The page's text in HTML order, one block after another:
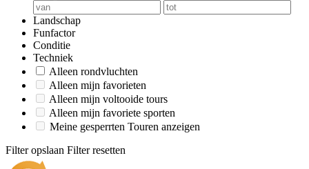
Landschap
Funfactor
Conditie
Techniek
Alleen rondvluchten
Alleen mijn favorieten
Alleen mijn voltooide tours
Alleen mijn favoriete sporten
Meine gesperrten Touren anzeigen
Filter opslaan Filter resetten